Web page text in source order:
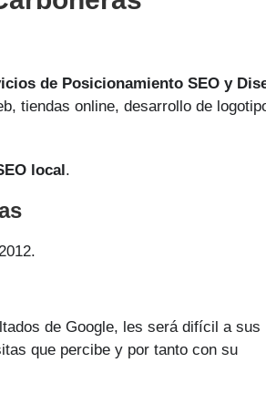
de Posicionamiento SEO y
tiendas online, desarrollo de
local.
de Google, les será difícil a sus
que percibe y por tanto con su